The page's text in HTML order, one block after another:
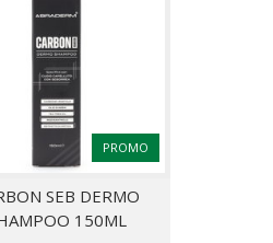
PROMO
SEB DERMO
150ML